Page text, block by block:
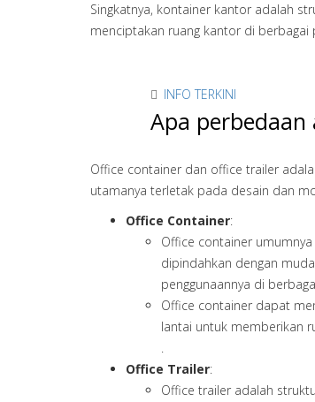
Singkatnya, kontainer kantor adalah
menciptakan ruang kantor di
INFO TERKINI
Apa
Office container dan office trailer
utamanya terletak pada desain dan
Office Container:
Office container
dipindahkan dengan
penggunaannya di
Office container dapat
lantai untuk memberikan
.
Office Trailer:
Office trailer adalah